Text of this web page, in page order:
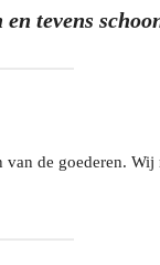
en tevens
de goederen.